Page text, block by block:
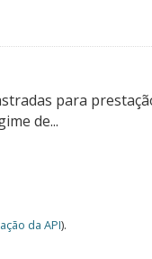
para
de...
da API).